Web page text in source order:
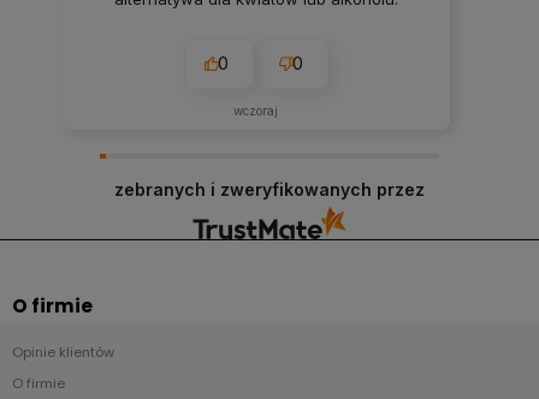
0 0
wczoraj
zebranych i zweryfikowanych przez
O firmie
Opinie klientów
O firmie